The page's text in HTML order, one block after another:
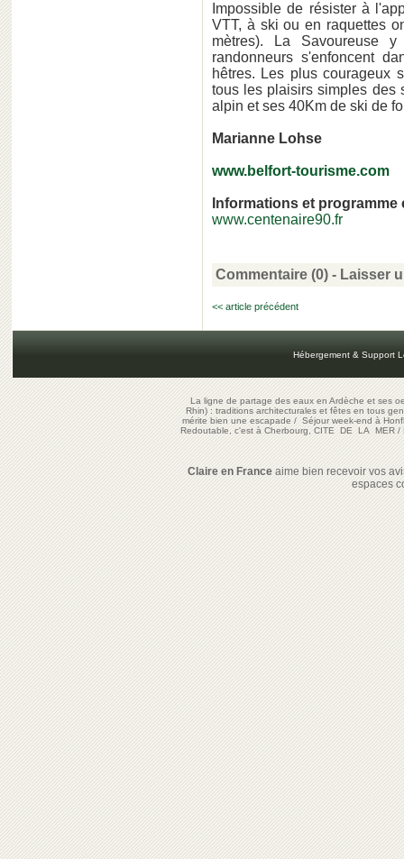
Impossible de résister à
VTT, à ski ou en raquettes
mètres). La Savoureuse
randonneurs s'enfoncent
hêtres. Les plus courageux
tous les plaisirs simples
alpin et ses 40Km de ski de
Marianne Lohse
www.belfort-tourisme.com
Informations et
www.centenaire90.fr
Commentaire (0) - Laisser
<< article précédent
Hébergement & Support
La ligne de partage des eaux en Ardèche et ses
Rhin) : traditions architecturales et fêtes en tous
mérite bien une escapade/Séjour week-end à
Redoutable, c'est à Cherbourg, CITE DE LA MER/
Claire en Franceaime bien recevoir vos
espaces